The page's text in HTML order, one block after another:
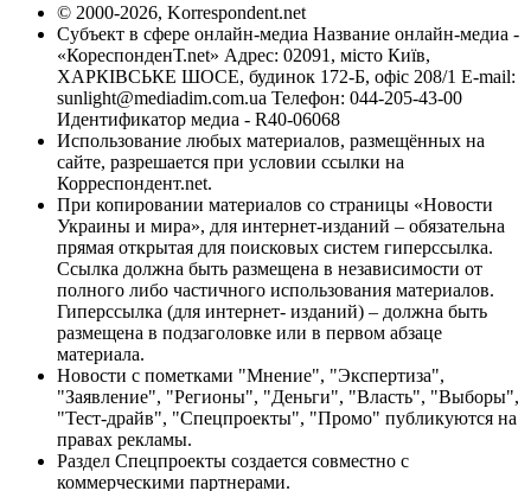
© 2000-2026, Korrespondent.net
Субъект в сфере онлайн-медиа Название онлайн-медиа -
«КореспонденТ.net» Адрес: 02091, місто Київ,
ХАРКІВСЬКЕ ШОСЕ, будинок 172-Б, офіс 208/1 E-mail:
sunlight@mediadim.com.ua Телефон: 044-205-43-00
Идентификатор медиа - R40-06068
Использование любых материалов, размещённых на
сайте, разрешается при условии ссылки на
Корреспондент.net.
При копировании материалов со страницы «Новости
Украины и мира», для интернет-изданий – обязательна
прямая открытая для поисковых систем гиперссылка.
Ссылка должна быть размещена в независимости от
полного либо частичного использования материалов.
Гиперссылка (для интернет- изданий) – должна быть
размещена в подзаголовке или в первом абзаце
материала.
Новости с пометками "Мнение", "Экспертиза",
"Заявление", "Регионы", "Деньги", "Власть", "Выборы",
"Тест-драйв", "Спецпроекты", "Промо" публикуются на
правах рекламы.
Раздел Спецпроекты создается совместно с
коммерческими партнерами.